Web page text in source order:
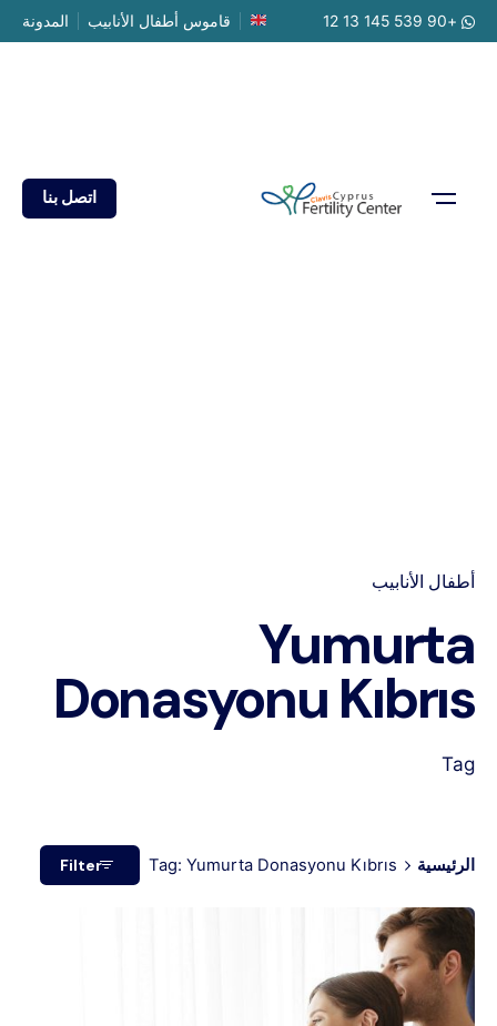
Skip
to
+90 539 145 13 12 المدونة قاموس أطفال الأنابيب
اتصل بنا
أطفال الأنابيب
Yumurta
Donasyonu Kıbrıs
Tag
الرئيسية Tag: Yumurta Donasyonu Kıbrıs
Filter